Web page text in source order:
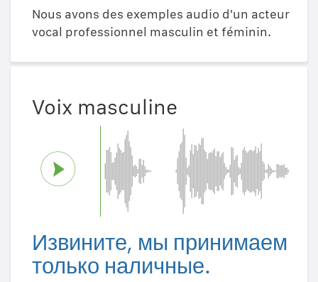
Nous avons des exemples audio d'un acteur
vocal professionnel masculin et féminin.
Voix masculine
Извините, мы принимаем
только наличные.